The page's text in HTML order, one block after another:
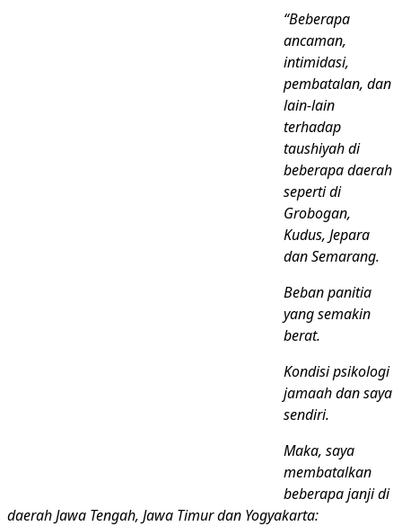
“Beberapa
ancaman,
intimidasi,
pembatalan, dan
lain-lain
terhadap
taushiyah di
beberapa daerah
seperti di
Grobogan,
Kudus, Jepara
dan Semarang.
Beban panitia
yang semakin
berat.
Kondisi psikologi
jamaah dan saya
sendiri.
Maka, saya
membatalkan
beberapa janji di
daerah Jawa Tengah, Jawa Timur dan Yogyakarta: